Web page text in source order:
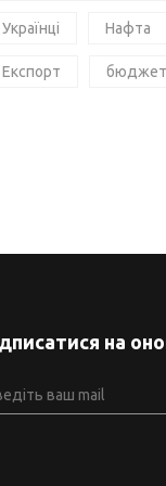
Українці Нафта
Експорт бюджет
на